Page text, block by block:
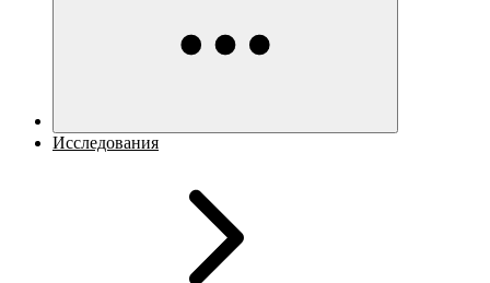
Исследования